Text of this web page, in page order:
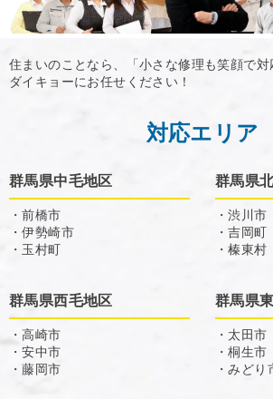
住まいのことなら、「小さな修理も笑顔で
ダイキョーにお任せください！
対応エリア
群馬県中毛地区
・前橋市
・伊勢崎市
・玉村町
群馬県
・渋川市
・吉岡町
・榛東村
群馬県西毛地区
・高崎市
・安中市
・藤岡市
群馬県
・太田市
・桐生市
・みどり